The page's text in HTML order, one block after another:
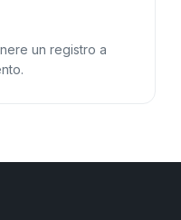
un registro a